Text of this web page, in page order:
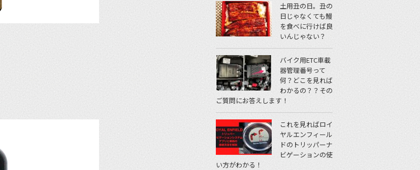
土用丑の日。丑の
日じゃなくても鰻
を食べに行けば良
いんじゃない？
バイク用ETC車載
器管理番号って
何？どこを見れば
わかるの？？その
ご質問にお答えします！
これを見ればロイ
ヤルエンフィール
ドのトリッパーナ
ビゲーションの使
い方がわかる！